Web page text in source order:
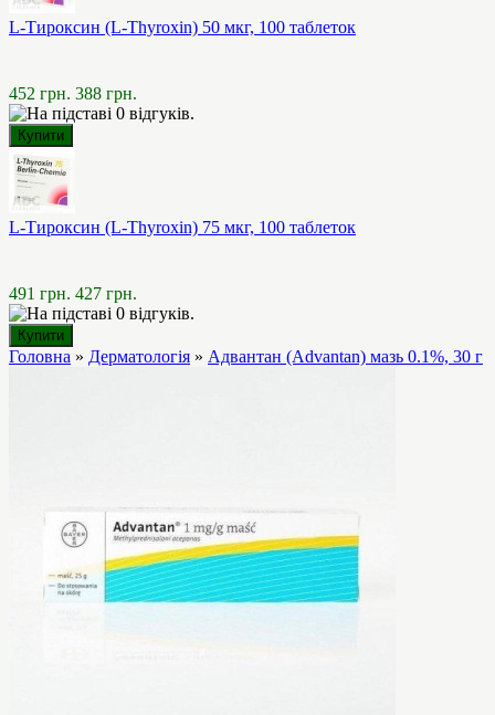
L-Тироксин (L-Thyroxin) 50 мкг, 100 таблеток
452 грн. 388 грн.
L-Тироксин (L-Thyroxin) 75 мкг, 100 таблеток
491 грн. 427 грн.
Головна » Дерматологія » Адвантан (Advantan) мазь 0.1%, 30 г